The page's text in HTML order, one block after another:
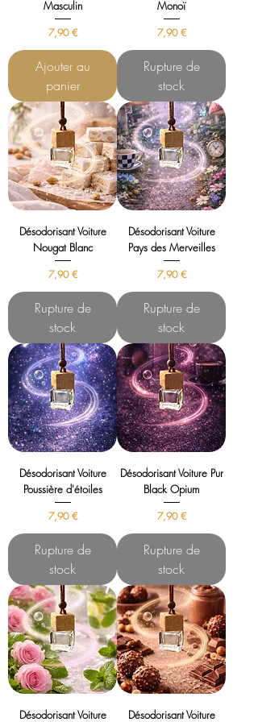
Masculin
Prix
7,90 €
Ajouter au
panier
Monoï
Prix
7,90 €
Rupture de
stock
Désodorisant Voiture
Nougat Blanc
Prix
7,90 €
Rupture de
stock
Désodorisant Voiture
Pays des Merveilles
Prix
7,90 €
Rupture de
stock
Désodorisant Voiture
Poussière d'étoiles
Prix
7,90 €
Rupture de
stock
Désodorisant Voiture Pur
Black Opium
Prix
7,90 €
Rupture de
stock
Désodorisant Voiture
Désodorisant Voiture